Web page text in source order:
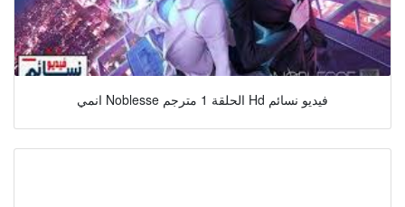
انمي Noblesse الحلقة 1 مترجم Hd فيديو نسائم